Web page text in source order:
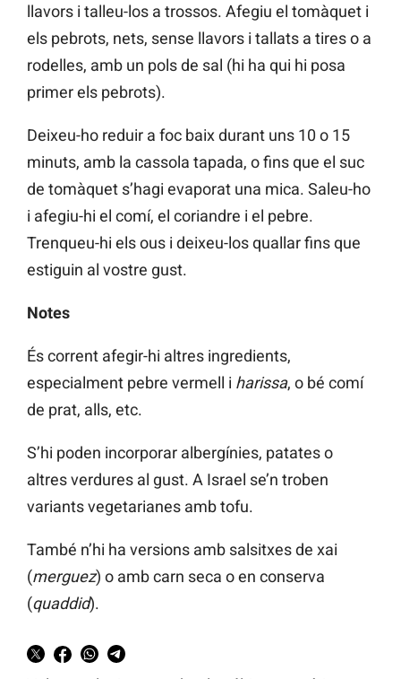
llavors i talleu-los a trossos. Afegiu el tomàquet i
els pebrots, nets, sense llavors i tallats a tires o a
rodelles, amb un pols de sal (hi ha qui hi posa
primer els pebrots).
Deixeu-ho reduir a foc baix durant uns 10 o 15
minuts, amb la cassola tapada, o fins que el suc
de tomàquet s’hagi evaporat una mica. Saleu-ho
i afegiu-hi el comí, el coriandre i el pebre.
Trenqueu-hi els ous i deixeu-los quallar fins que
estiguin al vostre gust.
Notes
És corrent afegir-hi altres ingredients,
especialment pebre vermell i harissa, o bé comí
de prat, alls, etc.
S’hi poden incorporar albergínies, patates o
altres verdures al gust. A Israel se’n troben
variants vegetarianes amb tofu.
També n’hi ha versions amb salsitxes de xai
(merguez) o amb carn seca o en conserva
(quaddid).